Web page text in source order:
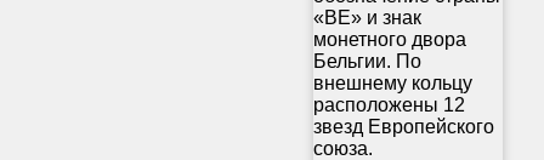
«BE» и знак
монетного двора
Бельгии. По
внешнему кольцу
расположены 12
звезд Европейского
союза.